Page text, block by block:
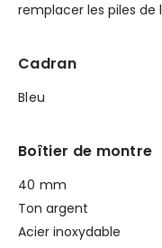
remplacer les piles de
Cadran
Bleu
Boîtier de montre
40 mm
Ton argent
Acier inoxydable